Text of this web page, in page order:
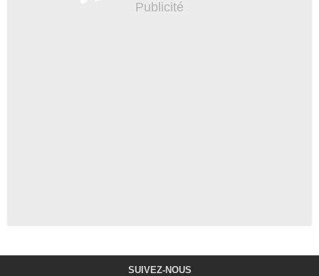
SUIVEZ-NOUS